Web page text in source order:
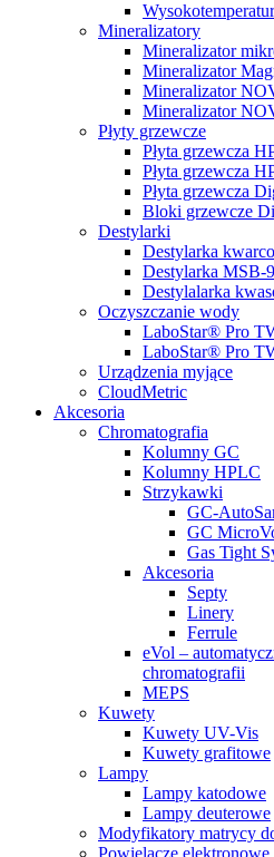
Mineralizatory
Mineralizator
Mineralizator
Mineralizator
Mineralizator
Płyty grzewcze
Płyta grzewcza
Płyta grzewcza
Płyta grzewcza
Bloki grzewcze
Destylarki
Destylarka
Destylarka MSB-
Destylalarka
Oczyszczanie wody
LaboStar® Pro
LaboStar® Pro
Urządzenia myjące
CloudMetric
Akcesoria
Chromatografia
Kolumny GC
Kolumny HPLC
Strzykawki
GC-
GC
Gas Tight
Akcesoria
Septy
Linery
Ferrule
eVol –
chromatografii
MEPS
Kuwety
Kuwety UV-Vis
Kuwety grafitowe
Lampy
Lampy katodowe
Lampy deuterowe
Modyfikatory matrycy
Powielacze elektronowe